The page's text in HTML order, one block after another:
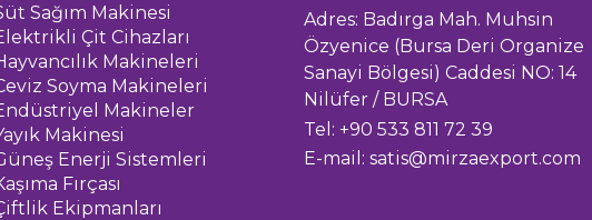
Sağım Makinesi
Çit Cihazları
Makineleri
Soyma Makineleri
Makineler
Makinesi
Enerji Sistemleri
Fırçası
Ekipmanları
Adres: Badırga Mah. Muhsin
Özyenice (Bursa Deri Organize
Sanayi Bölgesi) Caddesi NO: 14
Nilüfer / BURSA
Tel: +90 533 811 72 39
E-mail:satis@mirzaexport.com